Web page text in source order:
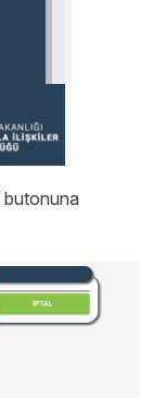
butonuna